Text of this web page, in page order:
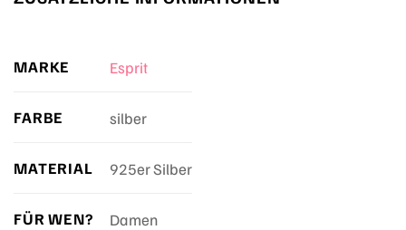
MARKE Esprit
FARBE silber
MATERIAL 925er Silber
FÜR WEN? Damen